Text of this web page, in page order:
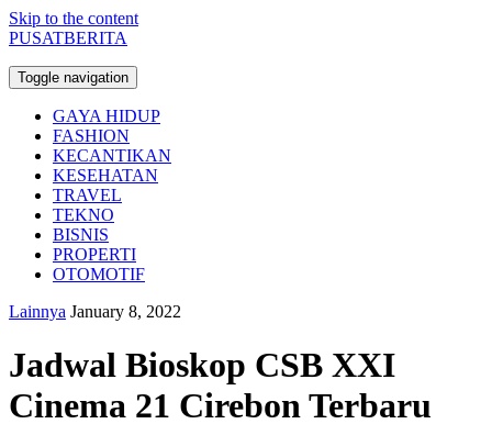
Skip to the content
PUSATBERITA
Toggle navigation
GAYA HIDUP
FASHION
KECANTIKAN
KESEHATAN
TRAVEL
TEKNO
BISNIS
PROPERTI
OTOMOTIF
Lainnya January 8, 2022
Jadwal Bioskop CSB XXI
Cinema 21 Cirebon Terbaru